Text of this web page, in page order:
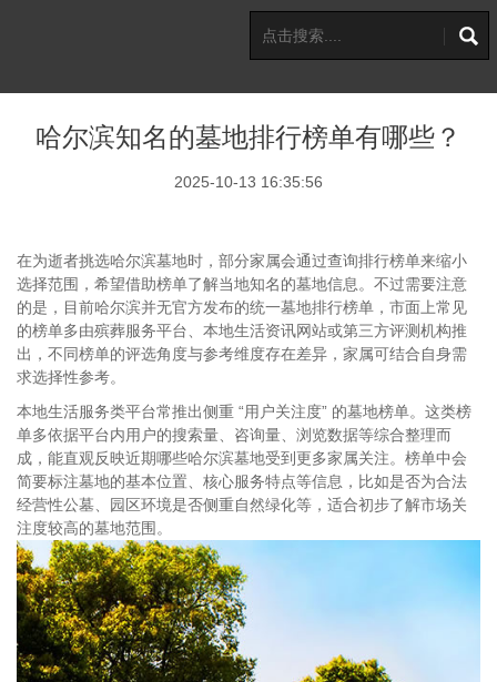
哈尔滨知名的墓地排行榜单有哪些？
2025-10-13 16:35:56
在为逝者挑选哈尔滨墓地时，部分家属会通过查询排行榜单来缩小
选择范围，希望借助榜单了解当地知名的墓地信息。不过需要注意
的是，目前哈尔滨并无官方发布的统一墓地排行榜单，市面上常见
的榜单多由殡葬服务平台、本地生活资讯网站或第三方评测机构推
出，不同榜单的评选角度与参考维度存在差异，家属可结合自身需
求选择性参考。
本地生活服务类平台常推出侧重 “用户关注度” 的墓地榜单。这类榜
单多依据平台内用户的搜索量、咨询量、浏览数据等综合整理而
成，能直观反映近期哪些哈尔滨墓地受到更多家属关注。榜单中会
简要标注墓地的基本位置、核心服务特点等信息，比如是否为合法
经营性公墓、园区环境是否侧重自然绿化等，适合初步了解市场关
注度较高的墓地范围。